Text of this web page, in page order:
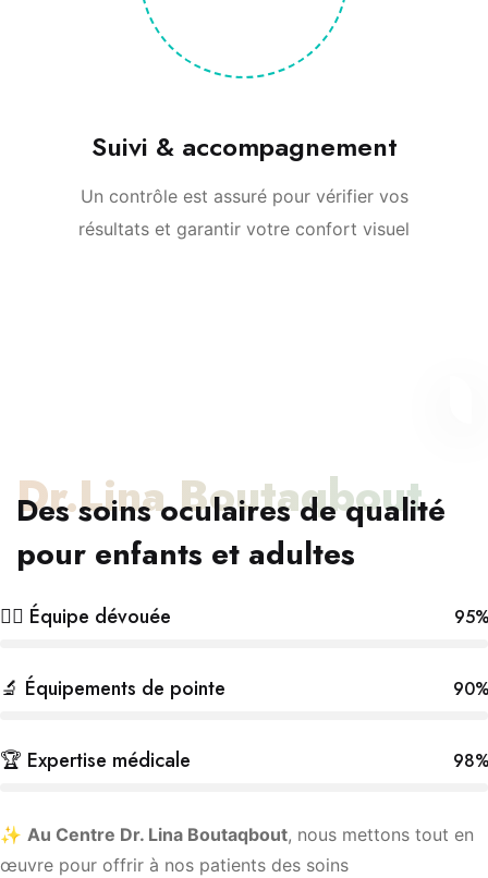
Suivi & accompagnement
Un contrôle est assuré pour vérifier vos
résultats et garantir votre confort visuel
Dr.Lina Boutaqbout
Des soins oculaires de qualité
pour enfants et adultes
👩‍⚕️ Équipe dévouée
🔬 Équipements de pointe
🏆 Expertise médicale
✨ Au Centre Dr. Lina Boutaqbout, nous mettons tout en
œuvre pour offrir à nos patients des soins